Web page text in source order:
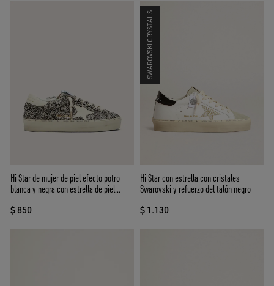
Hi Star de mujer de piel efecto potro
blanca y negra con estrella de piel
$ 850
SWAROVSKI CRYSTALS
Hi Star con estrella con cristales
Swarovski y refuerzo del talón negro
$ 1.130